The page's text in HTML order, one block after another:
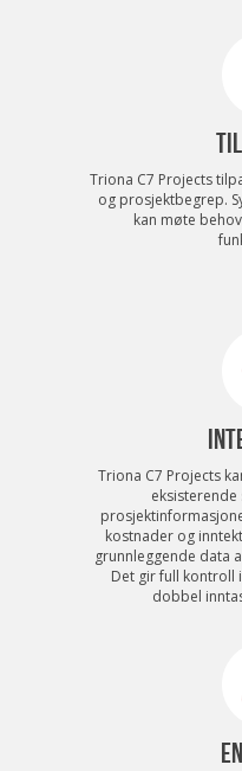
Triona C7 Projects
og prosjektbegrep.
kan møte
Triona C7 Projects
kostnader og
grunnleggende data
Det gir full kontroll
dobbel